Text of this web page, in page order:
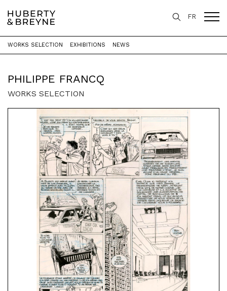
FR
Home > Artists > Philippe Francq
PHILIPPE FRANCQ
WORKS SELECTION EXHIBITIONS NEWS
WORKS SELECTION